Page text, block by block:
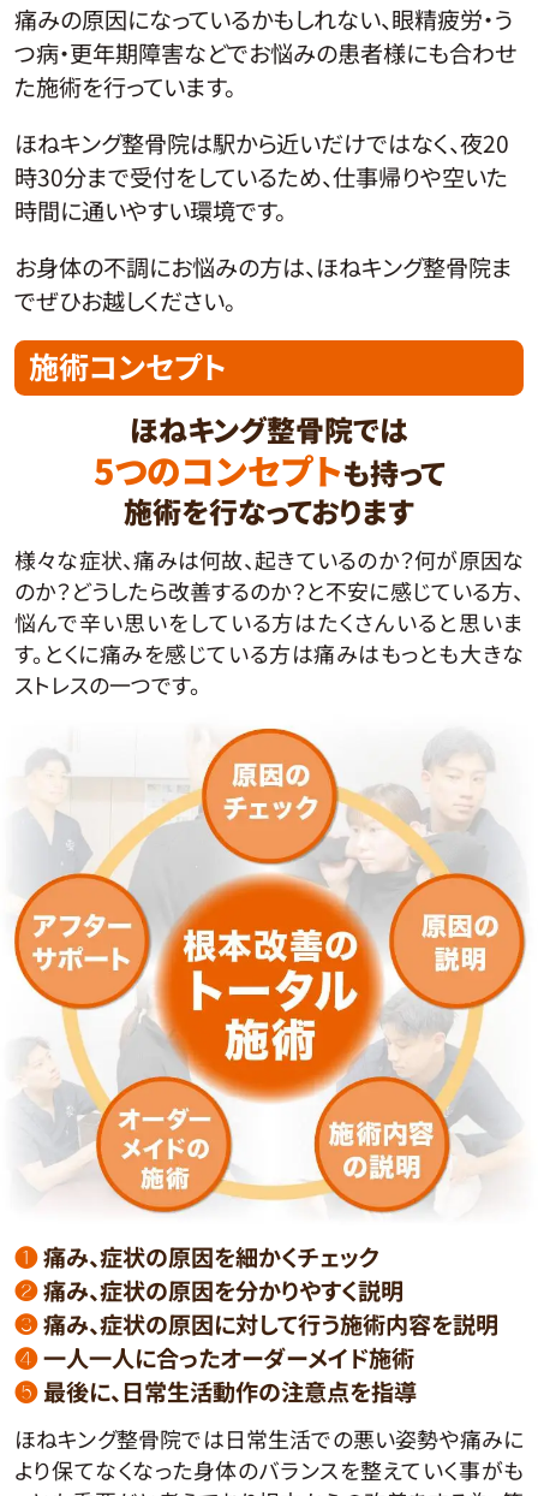
痛みの原因になっているかもしれない、眼精疲労・う
つ病・更年期障害などでお悩みの患者様にも合わせ
た施術を行っています。
ほねキング整骨院は駅から近いだけではなく、夜20
時30分まで受付をしているため、仕事帰りや空いた
時間に通いやすい環境です。
お身体の不調にお悩みの方は、ほねキング整骨院ま
でぜひお越しください。
施術コンセプト
ほねキング整骨院では
5つのコンセプトも持って
施術を行なっております
様々な症状、痛みは何故、起きているのか？何が原因な
のか？どうしたら改善するのか？と不安に感じている方、
悩んで辛い思いをしている方はたくさんいると思いま
す。とくに痛みを感じている方は痛みはもっとも大きな
ストレスの一つです。
❶痛み、症状の原因を細かくチェック
❷痛み、症状の原因を分かりやすく説明
❸痛み、症状の原因に対して行う施術内容を説明
❹一人一人に合ったオーダーメイド施術
❺最後に、日常生活動作の注意点を指導
ほねキング整骨院では日常生活での悪い姿勢や痛みに
より保てなくなった身体のバランスを整えていく事がも